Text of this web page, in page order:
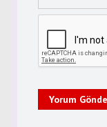
Yorum